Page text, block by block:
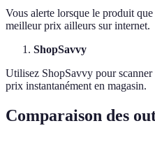
Vous alerte lorsque le produit
meilleur prix ailleurs sur internet.
ShopSavvy
Utilisez ShopSavvy pour scanner
prix instantanément en magasin.
Comparaison des